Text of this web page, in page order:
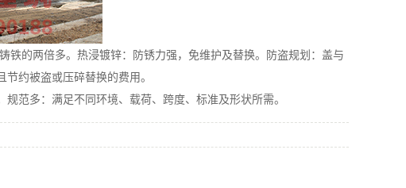
铁的两倍多。热浸镀锌：防锈力强，免维护及替换。防盗规划：盖与
约被盗或压碎替换的费用。
范多：满足不同环境、载荷、跨度、标准及形状所需。